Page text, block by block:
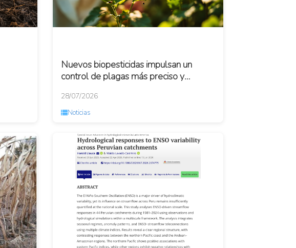
Nuevos biopesticidas impulsan un
control de plagas más preciso y
28/07/2026
Noticias